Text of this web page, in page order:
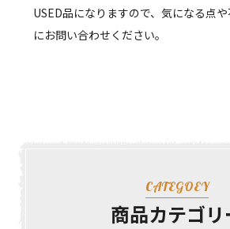
USED品になりますので、気になる点
にお問い合わせください。
CATEGOEY
商品カテゴリ